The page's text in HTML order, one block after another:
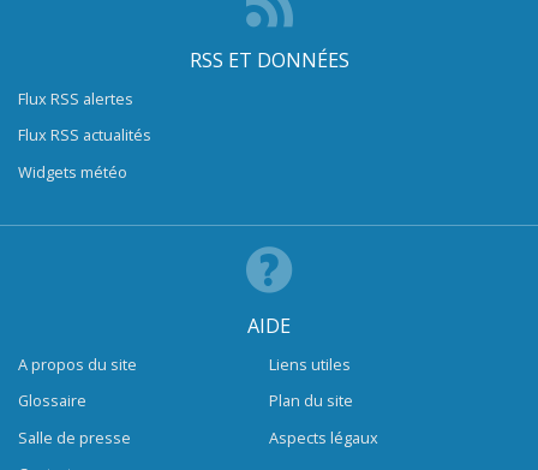
RSS ET DONNÉES
Flux RSS alertes
Flux RSS actualités
Widgets météo
AIDE
A propos du site
Glossaire
Salle de presse
Liens utiles
Plan du site
Aspects légaux